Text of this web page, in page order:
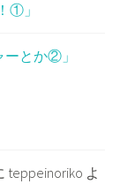
①」
ーとか②」
teppeinoriko よ